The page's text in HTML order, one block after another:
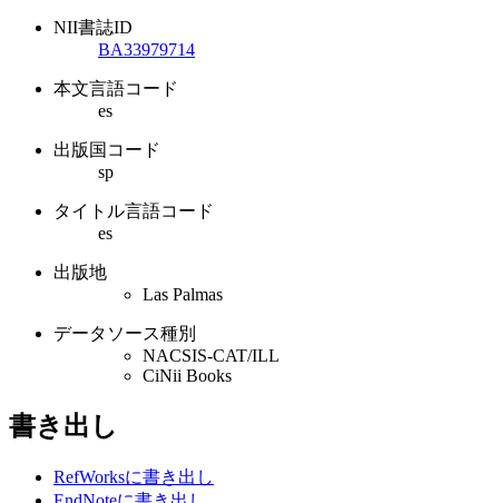
NII書誌ID
BA33979714
本文言語コード
es
出版国コード
sp
タイトル言語コード
es
出版地
Las Palmas
データソース種別
NACSIS-CAT/ILL
CiNii Books
書き出し
RefWorksに書き出し